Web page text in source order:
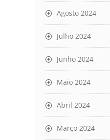
Agosto 2024
Julho 2024
Junho 2024
Maio 2024
Abril 2024
Março 2024